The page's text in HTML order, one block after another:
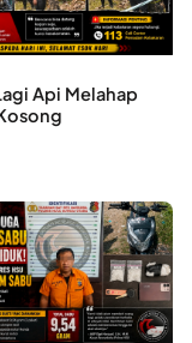
Api Melahap